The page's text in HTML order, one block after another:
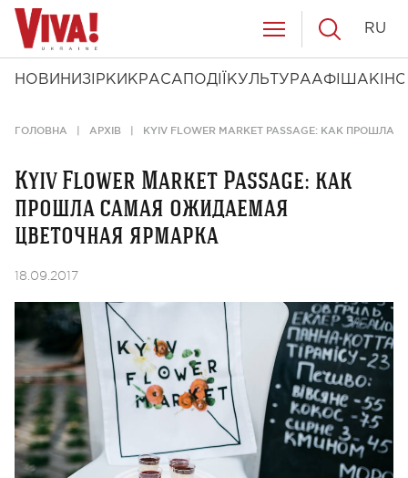
НОВИНИ ЗІРКИ КРАСА ПОДІЇ КУЛЬТУРААФІША КІНО
RU
ГОЛОВНА АРХІВ KYIV FLOWER MARKET PASSAGE: КАК
Kyiv Flower Market Passage: как
прошла самая ожидаемая
цветочная ярмарка
18.09.2017